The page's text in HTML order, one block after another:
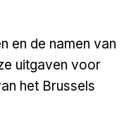
en de namen van
uitgaven voor
het Brussels